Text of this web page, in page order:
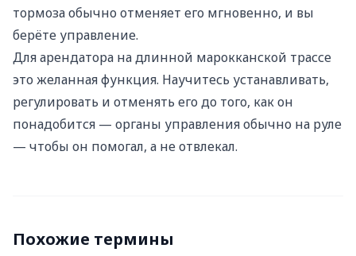
тормоза обычно отменяет его мгновенно, и вы
берёте управление.
Для арендатора на длинной марокканской трассе
это желанная функция. Научитесь устанавливать,
регулировать и отменять его до того, как он
понадобится — органы управления обычно на руле
— чтобы он помогал, а не отвлекал.
Похожие термины